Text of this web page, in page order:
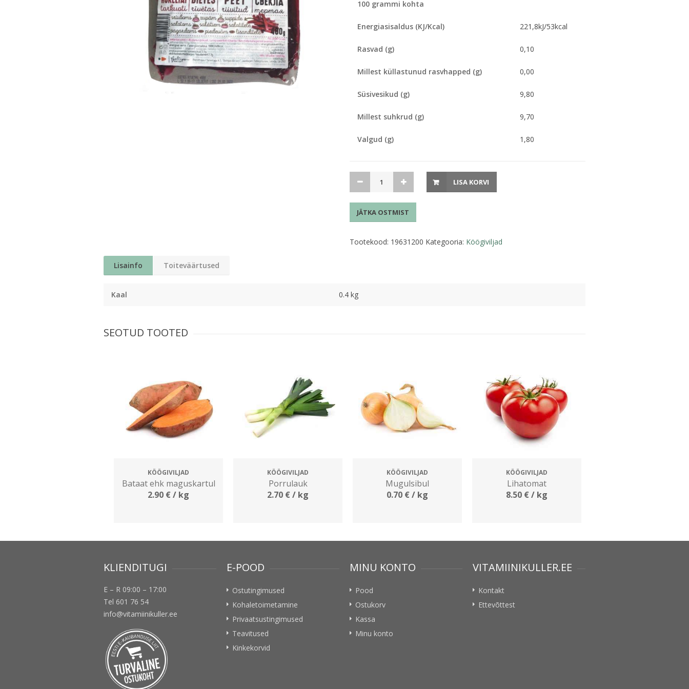
100 grammi kohta
Energiasisaldus (KJ/Kcal) 221,8kJ/53kcal
Rasvad (g) 0,10
Millest küllastunud rasvhapped (g) 0,00
Süsivesikud (g) 9,80
Millest suhkrud (g) 9,70
Valgud (g) 1,80
Läti
400g
LISA KORVI
JÄTKA OSTMIST
Tootekood: 19631200 Kategooria: Köögiviljad
Lisainfo Toiteväärtused
Kaal 0.4 kg
SEOTUD TOOTED
KÖÖGIVILJAD
Bataat ehk maguskartul
2.90 €/ kg
KÖÖGIVILJAD
Porrulauk
2.70 €/ kg
KÖÖGIVILJAD
Mugulsibul
0.70 €/ kg
KÖÖGIVILJAD
Lihatomat
8.50 €/ kg
KLIENDITUGI
E – R 09:00 – 17:00
Tel 601 76 54
info@vitamiinikuller.ee
E-POOD
Ostutingimused
Kohaletoimetamine
Privaatsustingimused
Teavitused
Kinkekorvid
MINU KONTO
Pood
Ostukorv
Kassa
Minu konto
VITAMIINIKULLER.EE
Kontakt
Ettevõttest